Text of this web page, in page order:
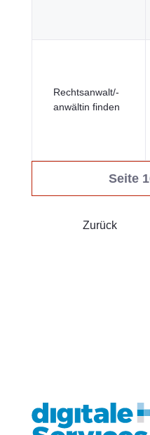
Rechtsanwalt/-
anwältin finden
Seite
Zurück